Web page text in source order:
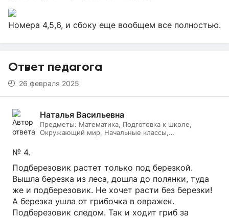
Номера 4,5,6, и сбоку еще вообщем все полностью.
Ответ педагога
26 февраля 2025
Наталья Васильевна
Предметы: Математика, Подготовка к школе,
Окружающий мир, Начальные классы,
№ 4.
Подберезовик растет только под березкой.
Вышла березка из леса, дошла до полянки, туда
же и подберезовик. Не хочет расти без березки!
А березка ушла от грибочка в овражек.
Подберезовик следом. Так и ходит гриб за